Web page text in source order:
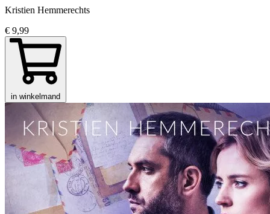
Kristien Hemmerechts
€ 9,99
in winkelmand